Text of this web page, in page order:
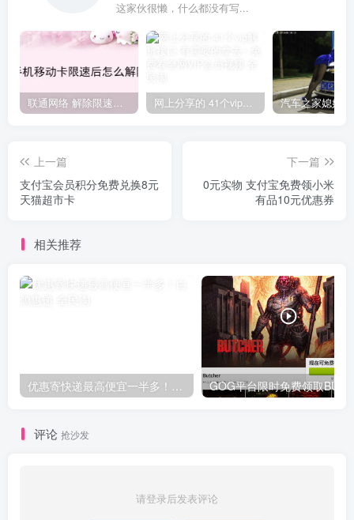
这家伙很懒，什么都没有写...
联通网络 解除限速方法参考！畅享、畅玩、老白干等及其它地区自测了 网上分享的 41个vip解析接口 有需要的拿去~ 免费看全网VIP会员视频
上一篇
支付宝会员积分免费兑换8元
天猫超市卡
下一篇
0元实物 支付宝免费领小米
有品10元优惠券
相关推荐
优惠寄快递最高便宜一半多！白鸽惠递
评论 抢沙发
请登录后发表评论